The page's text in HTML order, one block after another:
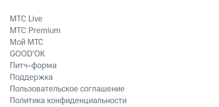
MTС Live
MTС Premium
Мой МТС
GOOD’OK
Питч-форма
Поддержка
Пользовательское соглашение
Политика конфиденциальности